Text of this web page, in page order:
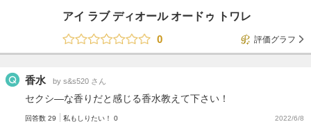
アイ ラブ ディオール オードゥ トワレ
0
評価グラフ
香水 by s&s520 さん
セクシ―な香りだと感じる香水教えて下さい！
回答数 29 私もしりたい！ 0 2022/6/8